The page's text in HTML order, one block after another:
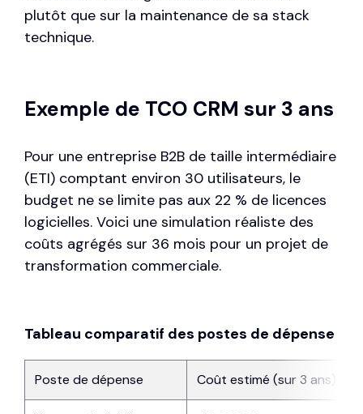
plutôt que sur la maintenance de sa stack
technique.
Exemple de TCO CRM sur 3 ans
Pour une entreprise B2B de taille intermédiaire
(ETI) comptant environ 30 utilisateurs, le
budget ne se limite pas aux 22 % de licences
logicielles. Voici une simulation réaliste des
coûts agrégés sur 36 mois pour un projet de
transformation commerciale.
Tableau comparatif des postes de dépense
Poste de dépense Coût estimé (sur 3 ans)